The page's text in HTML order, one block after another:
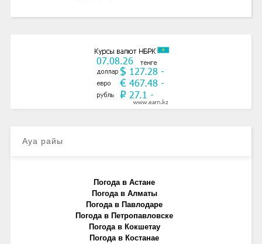
Ауа райы
Погода в Астане
Погода в Алматы
Погода в Павлодаре
Погода в Петропавловске
Погода в Кокшетау
Погода в Костанае